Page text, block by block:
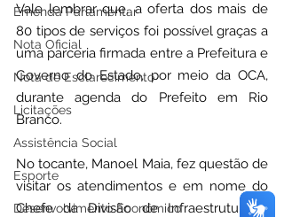
Emenda Parlamentar
Nota Oficial
Nota de Esclarecimento
Licitações
Assistência Social
Esporte
Desenvolvimento Econômico
Vale lembrar que, a oferta dos mais de
80 tipos de serviços foi possível graças a
uma parceria firmada entre a Prefeitura e
Governo do Estado, por meio da OCA,
durante agenda do Prefeito em Rio
Branco.
No tocante, Manoel Maia, fez questão de
visitar os atendimentos e em nome do
Chefe da Divisão de Infraestrutura e